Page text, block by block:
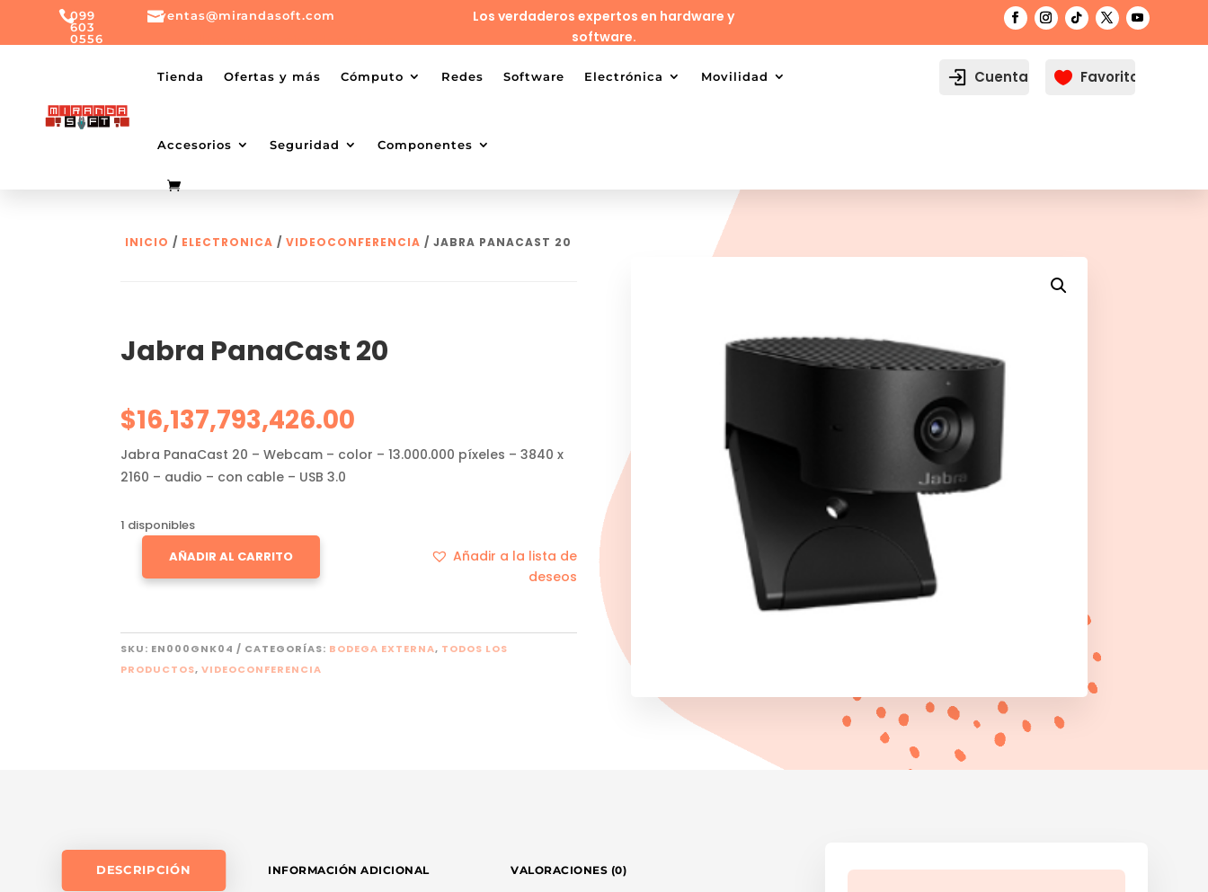
099
603
0556
0556
ventas@mirandasoft.com
mailto:ventas@mirandasoft.com
Los verdaderos expertos en hardware y
software.
Tienda Ofertas y más Cómputo Redes Software Electrónica Movilidad
Accesorios Seguridad Componentes
Cuenta  Favoritos
INICIO / ELECTRONICA /VIDEOCONFERENCIA / JABRA PANACAST 20
Jabra PanaCast 20
$16,137,793,426.00
Jabra PanaCast 20 – Webcam – color – 13.000.000 píxeles – 3840 x
2160 – audio – con cable – USB 3.0
1 disponibles
PANACAST
AÑADIR AL CARRITO
Añadir a la lista de
deseos
SKU: EN000GNK04 CATEGORÍAS: BODEGA EXTERNA, TODOS LOS
PRODUCTOS,VIDEOCONFERENCIA
DESCRIPCIÓN INFORMACIÓN ADICIONAL VALORACIONES (0)